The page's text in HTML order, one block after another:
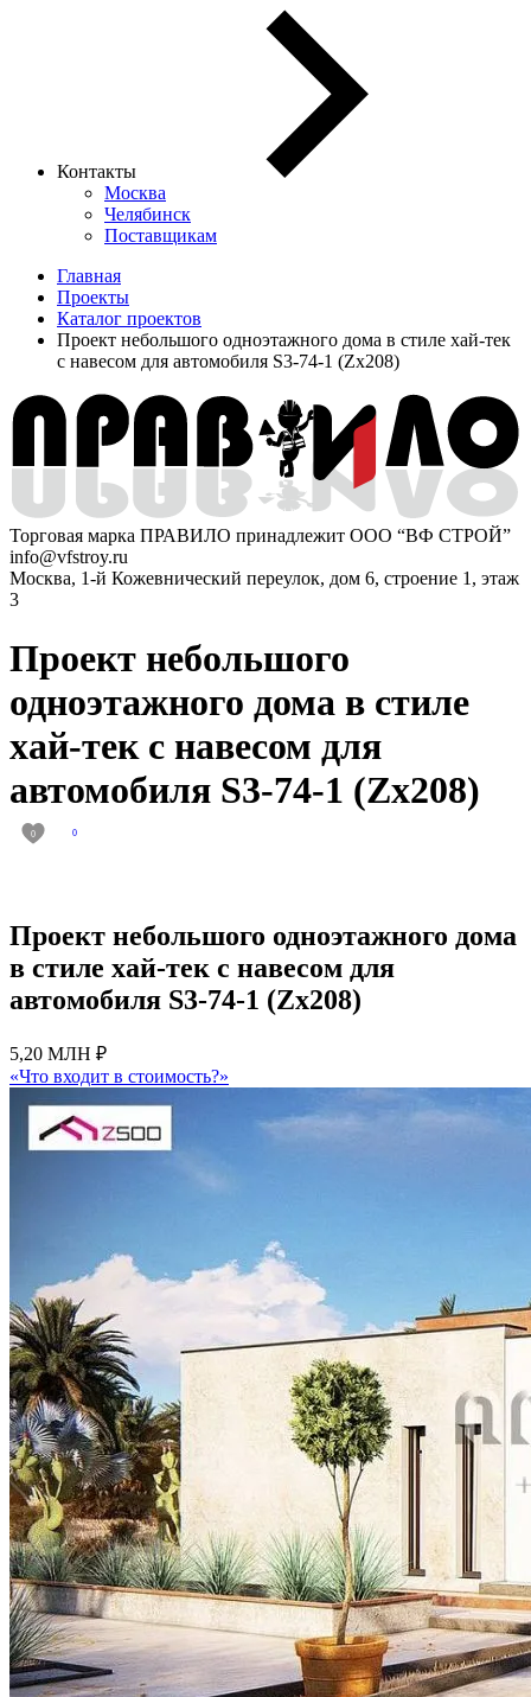
Контакты
Москва
Челябинск
Поставщикам
Главная
Проекты
Каталог проектов
Проект небольшого одноэтажного дома в стиле хай-тек
с навесом для автомобиля S3-74-1 (Zx208)
Торговая марка ПРАВИЛО принадлежит ООО “ВФ СТРОЙ”
info@vfstroy.ru
Москва, 1-й Кожевнический переулок, дом 6, строение 1, этаж
3
Проект небольшого
одноэтажного дома в стиле
хай-тек с навесом для
автомобиля S3-74-1 (Zx208)
0 0
Проект небольшого одноэтажного дома
в стиле хай-тек с навесом для
автомобиля S3-74-1 (Zx208)
5,20 МЛН ₽
«Что входит в стоимость?»